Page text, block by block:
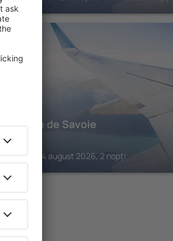
Auberge de Savoie
155
Moutiers, 14 august 2026, 2 nopți